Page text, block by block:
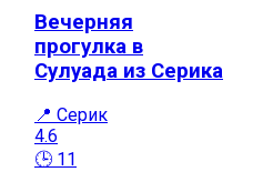
Вечерняя
прогулка в
Сулуада из Серика
📍 Серик
4.6
🕒 11